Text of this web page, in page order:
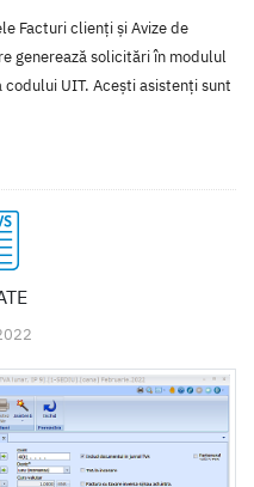
Facturi clienți și Avize de
generează solicitări în modulul
UIT. Acești asistenți sunt